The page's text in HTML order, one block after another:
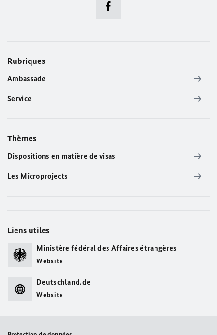
Rubriques
Ambassade
Service
Thèmes
Dispositions en matière de visas
Les Microprojects
Liens utiles
Ministère fédéral des Affaires étrangères
Website
Deutschland.de
Website